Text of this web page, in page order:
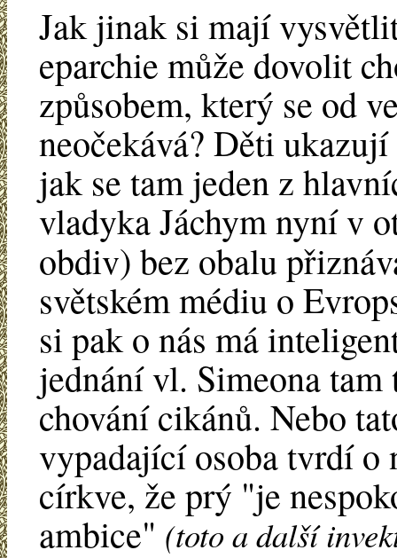
Jak jinak si mají
eparchie může dovolit
způsobem, který se od
neočekává? Děti
jak se tam jeden z
vladyka Jáchym nyní v
obdiv) bez obalu
světském médiu o
si pak o nás má
jednání vl. Simeona
chování cikánů. Nebo
vypadající osoba tvrdí o
církve, že prý "je
ambice" (toto a další